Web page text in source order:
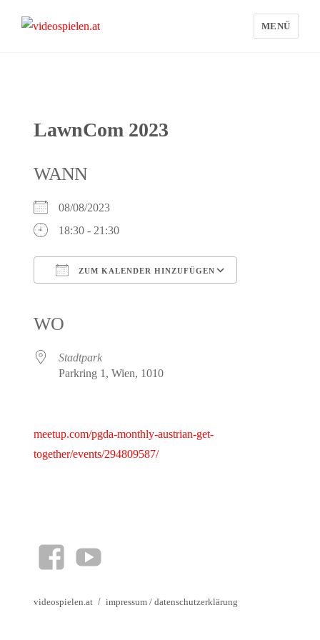
MENÜ
LawnCom 2023
WANN
08/08/2023
18:30 - 21:30
ZUM KALENDER HINZUFÜGEN
WO
Stadtpark
Parkring 1, Wien, 1010
meetup.com/pgda-monthly-austrian-get-
together/events/294809587/
facebookYouTube
videospielen.at impressum /datenschutzerklärung